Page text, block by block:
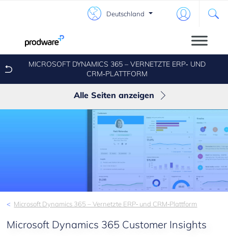
Deutschland
MICROSOFT DYNAMICS 365 – VERNETZTE ERP‑ UND
CRM‑PLATTFORM
Alle Seiten anzeigen
Finance & Supply Chain Management
Contact Center
Retail
Business Central
Sales
Marketing
Microsoft Dynamics 365 – Vernetzte ERP‑ und CRM‑Plattform
Microsoft Dynamics 365 Customer Insights